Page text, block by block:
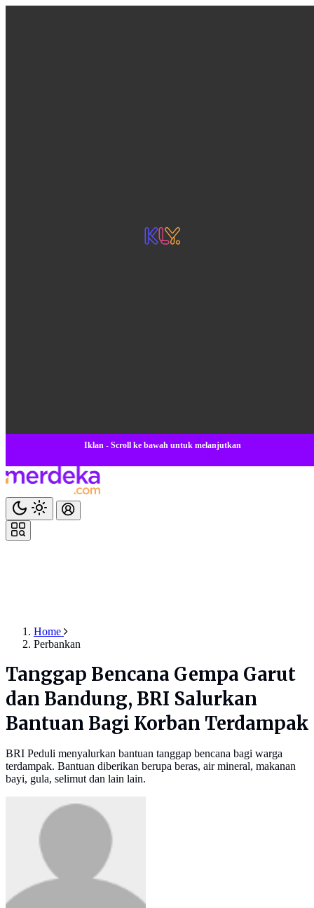
Iklan - Scroll ke bawah untuk melanjutkan
Home
Perbankan
Tanggap Bencana Gempa Garut
dan Bandung, BRI Salurkan
Bantuan Bagi Korban Terdampak
BRI Peduli menyalurkan bantuan tanggap bencana bagi warga
terdampak. Bantuan diberikan berupa beras, air mineral, makanan
bayi, gula, selimut dan lain lain.